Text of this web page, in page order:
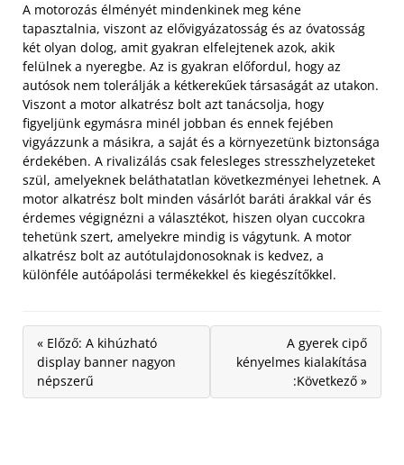
A motorozás élményét mindenkinek meg kéne
tapasztalnia, viszont az elővigyázatosság és az óvatosság
két olyan dolog, amit gyakran elfelejtenek azok, akik
felülnek a nyeregbe. Az is gyakran előfordul, hogy az
autósok nem tolerálják a kétkerekűek társaságát az utakon.
Viszont a motor alkatrész bolt azt tanácsolja, hogy
figyeljünk egymásra minél jobban és ennek fejében
vigyázzunk a másikra, a saját és a környezetünk biztonsága
érdekében. A rivalizálás csak felesleges stresszhelyzeteket
szül, amelyeknek beláthatatlan következményei lehetnek. A
motor alkatrész bolt minden vásárlót baráti árakkal vár és
érdemes végignézni a választékot, hiszen olyan cuccokra
tehetünk szert, amelyekre mindig is vágytunk. A motor
alkatrész bolt az autótulajdonosoknak is kedvez, a
különféle autóápolási termékekkel és kiegészítőkkel.
« Előző: A kihúzható
display banner nagyon
népszerű
A gyerek cipő
kényelmes kialakítása
:Következő »